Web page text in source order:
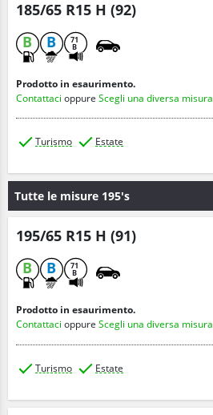
185/65 R15 H (92)
B
B 71
B
Prodotto in esaurimento.
Contattaci oppure Scegli una diversa misura
Turismo Estate
Tutte le misure 195's
195/65 R15 H (91)
B
B 71
B
Prodotto in esaurimento.
Contattaci oppure Scegli una diversa misura
Turismo Estate